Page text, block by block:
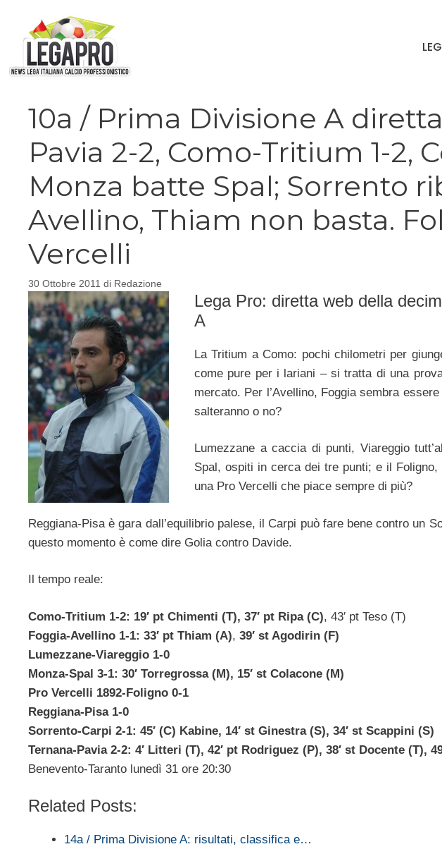
contenuto
10a / Prima Divisione A
Pavia 2-2, Como-Tritium 1-2,
Monza batte Spal; Sorrento
Avellino, Thiam non basta.
Vercelli
30 Ottobre 2011 di Redazione
Lega Pro: diretta web della
A
La Tritium a Como: pochi chilometri per
come pure per i lariani – si tratta di una
mercato. Per l’Avellino, Foggia sembra
salteranno o no?
Lumezzane a caccia di punti, Viareggio
Spal, ospiti in cerca dei tre punti; e il
una Pro Vercelli che piace sempre di più?
Reggiana-Pisa è gara dall’equilibrio palese, il Carpi può fare bene contro un
questo momento è come dire Golia contro Davide.
Il tempo reale:
Como-Tritium 1-2: 19′ pt Chimenti (T), 37′ pt Ripa (C), 43′ pt Teso (T)
Foggia-Avellino 1-1: 33′ pt Thiam (A), 39′ st Agodirin (F)
Lumezzane-Viareggio 1-0
Monza-Spal 3-1: 30′ Torregrossa (M), 15′ st Colacone (M)
Pro Vercelli 1892-Foligno 0-1
Reggiana-Pisa 1-0
Sorrento-Carpi 2-1: 45′ (C) Kabine, 14′ st Ginestra (S), 34′ st Scappini (S)
Ternana-Pavia 2-2: 4′ Litteri (T), 42′ pt Rodriguez (P), 38′ st Docente (T),
Benevento-Taranto lunedì 31 ore 20:30
Related Posts:
14a / Prima Divisione A: risultati, classifica e…